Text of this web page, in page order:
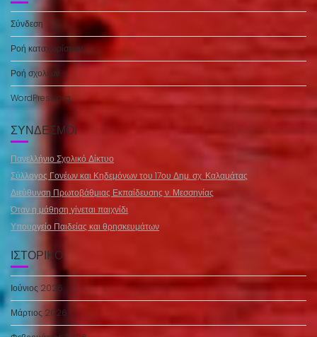
Σύνδεση
Ροή καταχωρίσεων
Ροή σχολίων
WordPress.org
ΣΎΝΔΕΣΜΟΙ
Πανελλήνιο Σχολικό Δίκτυο
Σύλλογος Γονέων και Κηδεμόνων του 17ου Δημ. σχ. Καλαμάτας
Διεύθυνση Πρωτοβάθμιας Εκπαίδευσης ν. Μεσσηνίας
Όταν η μάθηση γίνεται παιχνίδι
Υπουργείο Παιδείας και θρησκευμάτων
ΙΣΤΟΡΙΚΌ
Ιούνιος 2026
Μάρτιος 2026